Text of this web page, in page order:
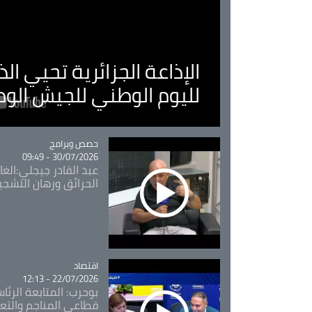
الإذاعة الجزائرية تحيي
لليوم الوطني للجيش
Catégorie
حصص وبرامج
30/07/2026 - 09:49
عبد القادر
الحرائق ورهان
Catégorie
اقتصاد
22/07/2026 - 12:13
بوحرب: المتابعة
قطاعي المناجم